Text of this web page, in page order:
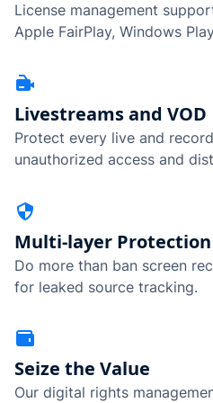
License management
Apple FairPlay, Windows
Livestreams and VOD
Protect every live and
unauthorized access and
Multi-layer Protection
Do more than ban screen
for leaked source tracking.
Seize the Value
Our digital rights